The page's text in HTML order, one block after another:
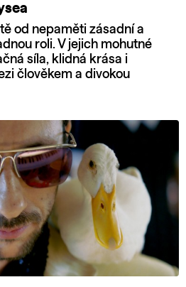
od nepaměti zásadní a
roli. V jejich mohutné
síla, klidná krása i
člověkem a divokou